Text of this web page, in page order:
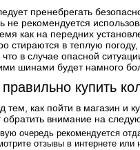
пренебрегать
не рекомендуется
как на передних
стираются в теплую
что в случае опасной
шинами будет намного
правильно купить
тем, как пойти в магазин и
обратить внимание на
очередь рекомендуется
отзывы в интернете